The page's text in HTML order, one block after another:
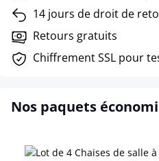
14 jours de droit de
Retours gratuits
Chiffrement SSL pour
Nos paquets